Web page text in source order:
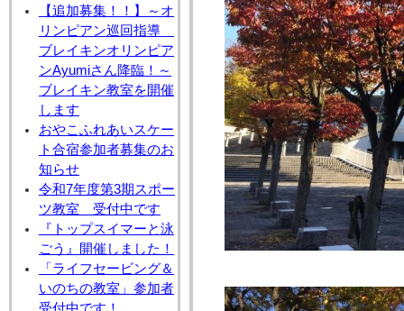
【追加募集！！】～オ
リンピアン巡回指導
ブレイキンオリンピア
ンAyumiさん降臨！～
ブレイキン教室を開催
します
おやこふれあいスケー
ト合宿参加者募集のお
知らせ
令和7年度第3期スポー
ツ教室 受付中です
『トップスイマーと泳
ごう』開催しました！
「ライフセービング＆
いのちの教室」参加者